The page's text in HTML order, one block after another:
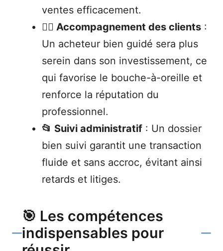
ventes efficacement.
👨‍⚖️ Accompagnement des clients :
Un acheteur bien guidé sera plus
serein dans son investissement, ce
qui favorise le bouche-à-oreille et
renforce la réputation du
professionnel.
📂 Suivi administratif : Un dossier
bien suivi garantit une transaction
fluide et sans accroc, évitant ainsi
retards et litiges.
🎯 Les compétences
indispensables pour